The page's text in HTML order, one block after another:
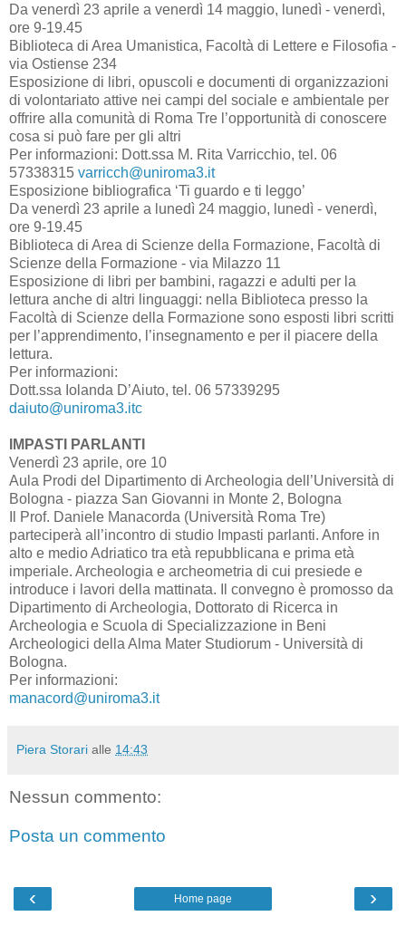
Da venerdì 23 aprile a venerdì 14 maggio, lunedì - venerdì,
ore 9-19.45
Biblioteca di Area Umanistica, Facoltà di Lettere e Filosofia -
via Ostiense 234
Esposizione di libri, opuscoli e documenti di organizzazioni
di volontariato attive nei campi del sociale e ambientale per
offrire alla comunità di Roma Tre l’opportunità di conoscere
cosa si può fare per gli altri
Per informazioni: Dott.ssa M. Rita Varricchio, tel. 06
57338315 varricch@uniroma3.it
Esposizione bibliografica ‘Ti guardo e ti leggo’
Da venerdì 23 aprile a lunedì 24 maggio, lunedì - venerdì,
ore 9-19.45
Biblioteca di Area di Scienze della Formazione, Facoltà di
Scienze della Formazione - via Milazzo 11
Esposizione di libri per bambini, ragazzi e adulti per la
lettura anche di altri linguaggi: nella Biblioteca presso la
Facoltà di Scienze della Formazione sono esposti libri scritti
per l’apprendimento, l’insegnamento e per il piacere della
lettura.
Per informazioni:
Dott.ssa Iolanda D’Aiuto, tel. 06 57339295
daiuto@uniroma3.itc
IMPASTI PARLANTI
Venerdì 23 aprile, ore 10
Aula Prodi del Dipartimento di Archeologia dell’Università di
Bologna - piazza San Giovanni in Monte 2, Bologna
Il Prof. Daniele Manacorda (Università Roma Tre)
parteciperà all’incontro di studio Impasti parlanti. Anfore in
alto e medio Adriatico tra età repubblicana e prima età
imperiale. Archeologia e archeometria di cui presiede e
introduce i lavori della mattinata. Il convegno è promosso da
Dipartimento di Archeologia, Dottorato di Ricerca in
Archeologia e Scuola di Specializzazione in Beni
Archeologici della Alma Mater Studiorum - Università di
Bologna.
Per informazioni:
manacord@uniroma3.it
Piera Storari alle 14:43
Nessun commento:
Posta un commento
‹ ›
Home page